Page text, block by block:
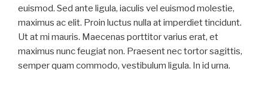
euismod. Sed ante ligula, iaculis vel euismod molestie,
maximus ac elit. Proin luctus nulla at imperdiet tincidunt.
Ut at mi mauris. Maecenas porttitor varius erat, et
maximus nunc feugiat non. Praesent nec tortor sagittis,
semper quam commodo, vestibulum ligula. In id urna.